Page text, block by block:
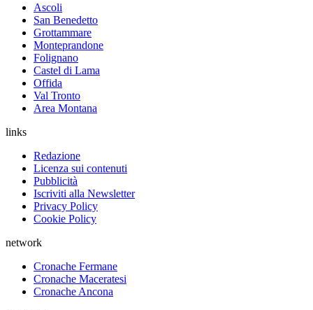
Ascoli
San Benedetto
Grottammare
Monteprandone
Folignano
Castel di Lama
Offida
Val Tronto
Area Montana
links
Redazione
Licenza sui contenuti
Pubblicità
Iscriviti alla Newsletter
Privacy Policy
Cookie Policy
network
Cronache Fermane
Cronache Maceratesi
Cronache Ancona